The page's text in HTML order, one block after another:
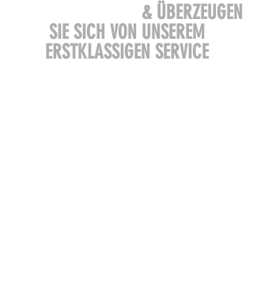
& ÜBERZEUGEN
SIE SICH VON UNSEREM
ERSTKLASSIGEN SERVICE